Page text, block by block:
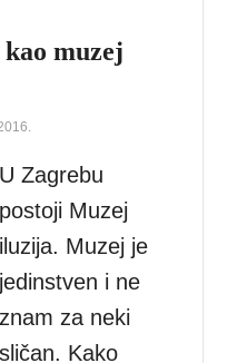
muzej
U Zagrebu
postoji Muzej
iluzija. Muzej je
jedinstven i ne
znam za neki
sličan. Kako